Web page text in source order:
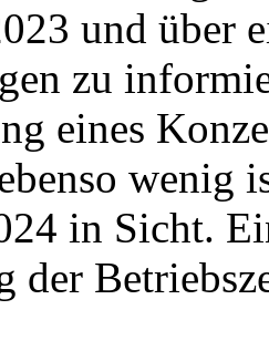
und über
zu
eines
wenig
in Sicht.
der